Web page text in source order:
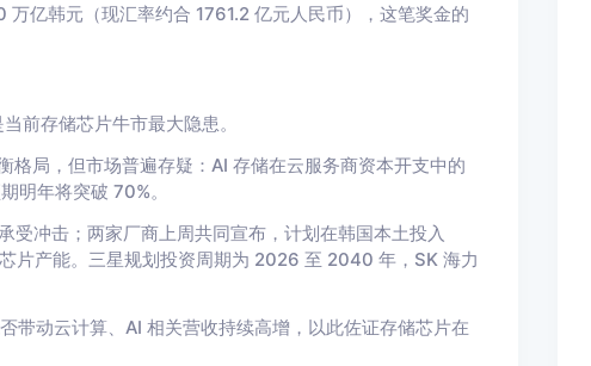
亿韩元（现汇率约合 1761.2 亿元人民币），这笔奖金的
前存储芯片牛市最大隐患。
局，但市场普遍存疑：AI 存储在云服务商资本开支中的
明年将突破 70%。
受冲击；两家厂商上周共同宣布，计划在韩国本土投入
片产能。三星规划投资周期为 2026 至 2040 年，SK 海力
带动云计算、AI 相关营收持续高增，以此佐证存储芯片在